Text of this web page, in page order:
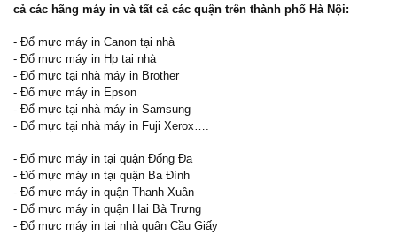
cả các hãng máy in và tất cả các quận trên thành phố Hà Nội:
- Đổ mực máy in Canon tại nhà
- Đổ mực máy in Hp tại nhà
- Đổ mực tại nhà máy in Brother
- Đổ mực máy in Epson
- Đổ mực tại nhà máy in Samsung
- Đổ mực tại nhà máy in Fuji Xerox….
- Đổ mực máy in tại quận Đống Đa
- Đổ mực máy in tại quận Ba Đình
- Đổ mực máy in quận Thanh Xuân
- Đổ mực máy in quận Hai Bà Trưng
- Đổ mực máy in tại nhà quận Cầu Giấy